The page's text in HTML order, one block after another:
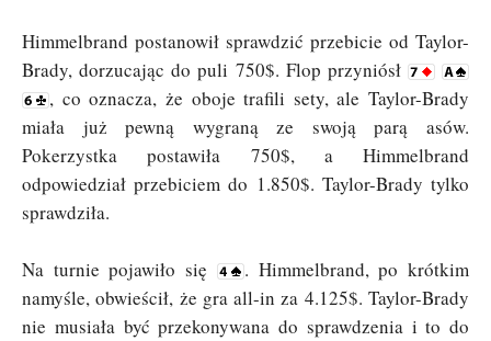
Himmelbrand postanowił sprawdzić przebicie od Taylor-
Brady, dorzucając do puli 750$. Flop przyniósł
, co oznacza, że oboje trafili sety, ale Taylor-Brady
miała już pewną wygraną ze swoją parą asów.
Pokerzystka postawiła 750$, a Himmelbrand
odpowiedział przebiciem do 1.850$. Taylor-Brady tylko
sprawdziła.
Na turnie pojawiło się
. Himmelbrand, po krótkim
namyśle, obwieścił, że gra all-in za 4.125$. Taylor-Brady
nie musiała być przekonywana do sprawdzenia i to do